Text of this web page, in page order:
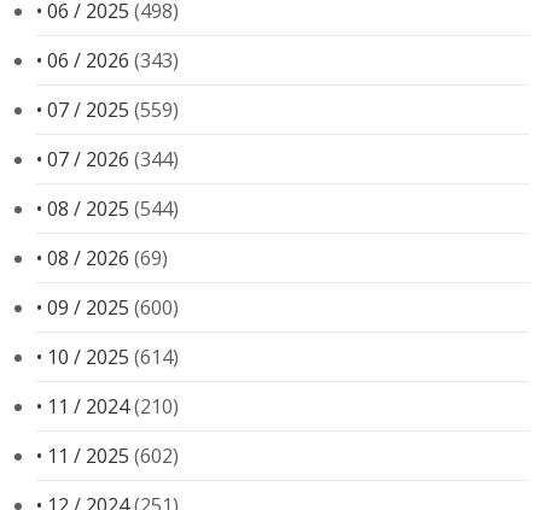
• 06 / 2025 (498)
• 06 / 2026 (343)
• 07 / 2025 (559)
• 07 / 2026 (344)
• 08 / 2025 (544)
• 08 / 2026 (69)
• 09 / 2025 (600)
• 10 / 2025 (614)
• 11 / 2024(210)
• 11 / 2025 (602)